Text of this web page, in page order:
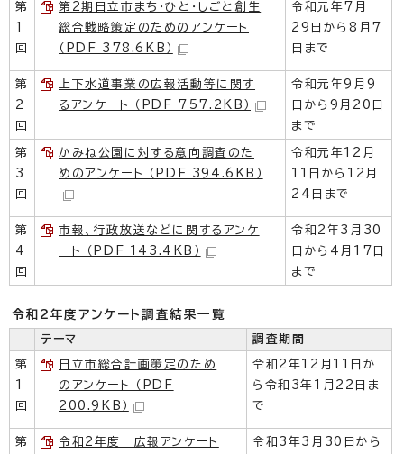
第
1
回
第2期日立市まち・ひと・しごと創生
総合戦略策定のためのアンケート
（PDF 378.6KB）
令和元年7月
29日から8月7
日まで
第
2
回
上下水道事業の広報活動等に関す
るアンケート （PDF 757.2KB）
令和元年9月9
日から9月20日
まで
第
3
回
かみね公園に対する意向調査のた
めのアンケート （PDF 394.6KB）
令和元年12月
11日から12月
24日まで
第
4
回
市報、行政放送などに関するアンケ
ート （PDF 143.4KB）
令和2年3月30
日から4月17日
まで
令和2年度アンケート調査結果一覧
テーマ 調査期間
第
1
回
日立市総合計画策定のため
のアンケート （PDF
200.9KB）
令和2年12月11日か
ら令和3年1月22日ま
で
第
令和2年度 広報アンケート
令和3年3月30日から